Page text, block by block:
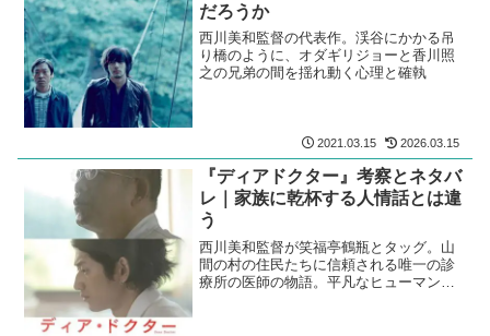
だろうか
西川美和監督の代表作。渓谷にかかる吊
り橋のように、オダギリジョーと香川照
之の兄弟の間を揺れ動く心理と確執
2021.03.15 2026.03.15
『ディアドクター』考察とネタバ
レ｜家族に乾杯する人情話とは違
う
西川美和監督が笑福亭鶴瓶とタッグ。山
間の村の住民たちに信頼される唯一の診
療所の医師の物語。平凡なヒューマンド